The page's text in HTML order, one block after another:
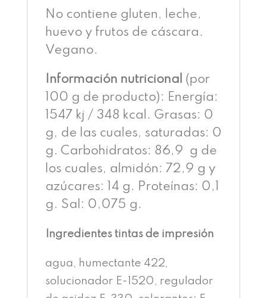
No contiene gluten, leche,
huevo y frutos de cáscara.
Vegano.
Información nutricional (por
100 g de producto): Energía:
1547 kj / 348 kcal. Grasas: 0
g, de las cuales, saturadas: 0
g. Carbohidratos: 86,9 g de
los cuales, almidón: 72,9 g y
azúcares: 14 g. Proteínas: 0,1
g. Sal: 0,075 g.
Ingredientes tintas de impresión
agua, humectante 422,
solucionador E-1520, regulador